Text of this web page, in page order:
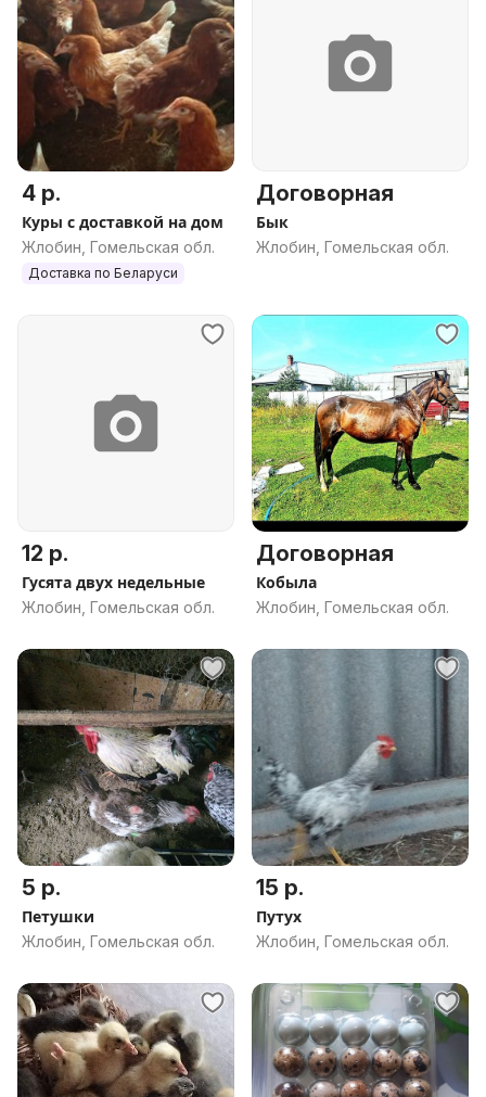
4 р.
Куры с доставкой на дом
Жлобин, Гомельская обл.
Доставка по Беларуси
Договорная
Бык
Жлобин, Гомельская обл.
12 р.
Гусята двух недельные
Жлобин, Гомельская обл.
Договорная
Кобыла
Жлобин, Гомельская обл.
5 р.
Петушки
Жлобин, Гомельская обл.
15 р.
Путух
Жлобин, Гомельская обл.